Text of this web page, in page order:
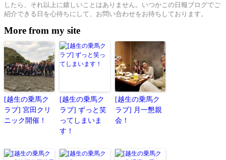
したら、それ以上に嬉しいことはありません。いつかこの日報ブログでご
紹介できる日を心待ちにして、お問い合わせをお待ちしております。
More from my site
[越生の乗馬ク
ラブ] 宮田クリ
ニック開催！
[越生の乗馬ク
ラブ] ずっと笑
ってしまいま
す！
[越生の乗馬ク
ラブ] 月一懇親
会！